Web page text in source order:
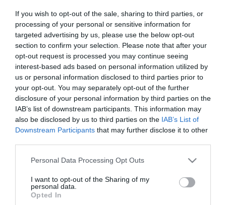
If you wish to opt-out of the sale, sharing to third parties, or
processing of your personal or sensitive information for
targeted advertising by us, please use the below opt-out
section to confirm your selection. Please note that after your
opt-out request is processed you may continue seeing
interest-based ads based on personal information utilized by
us or personal information disclosed to third parties prior to
your opt-out. You may separately opt-out of the further
disclosure of your personal information by third parties on the
IAB’s list of downstream participants. This information may
also be disclosed by us to third parties on the IAB’s List of
Downstream Participants that may further disclose it to other
Please note that this website/app uses one or more Google
not limited to your visit or usage behaviour. You may click to
grant or deny consent to Google and its third-party tags to
use your data for below specified purposes in below Google
Personal Data Processing Opt Outs
I want to opt-out of the Sharing of my
personal data.
Opted In
απόδοσης ορεινών τουριστικών καταλυμάτων»,
«Αθηνά», «Φοίβος» και «Προώθηση της
Ενεργειακής Απόδοσης στις ΔΕΥΑ», […]